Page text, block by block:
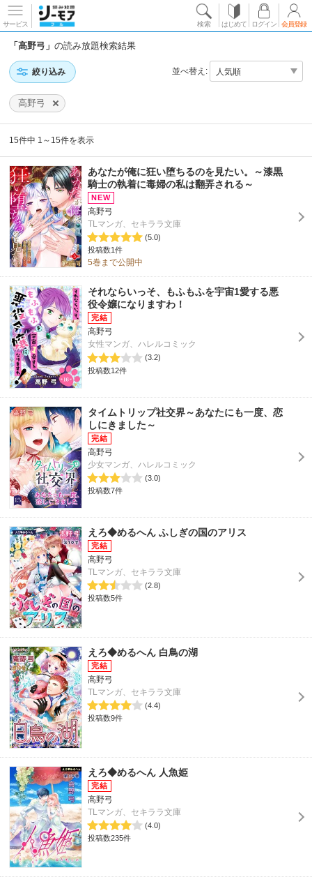
サービス 検索 はじめて ログイン 会員登録
「高野弓」の読み放題検索結果
絞り込み 並べ替え:
高野弓
15件中 1～15件を表示
あなたが俺に狂い堕ちるのを見たい。～漆黒
騎士の執着に毒婦の私は翻弄される～
高野弓
TLマンガ、セキララ文庫
(5.0)
投稿数1件
5巻まで公開中
それならいっそ、もふもふを宇宙1愛する悪
役令嬢になりますわ！
高野弓
女性マンガ、ハレルコミック
(3.2)
投稿数12件
タイムトリップ社交界～あなたにも一度、恋
しにきました～
高野弓
少女マンガ、ハレルコミック
(3.0)
投稿数7件
えろ◆めるへん ふしぎの国のアリス
高野弓
TLマンガ、セキララ文庫
(2.8)
投稿数5件
えろ◆めるへん 白鳥の湖
高野弓
TLマンガ、セキララ文庫
(4.4)
投稿数9件
えろ◆めるへん 人魚姫
高野弓
TLマンガ、セキララ文庫
(4.0)
投稿数235件